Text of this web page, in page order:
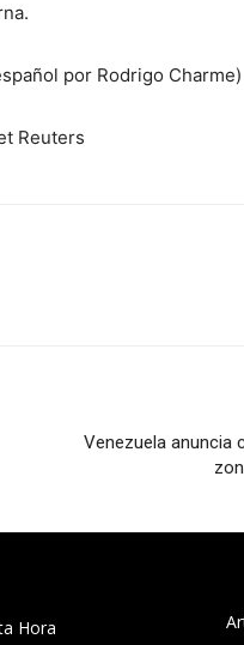
por Rodrigo Charme)
Reuters
Venezuela anuncia
Hora